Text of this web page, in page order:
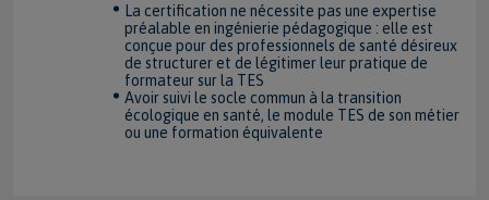
La certification ne nécessite pas une expertise
préalable en ingénierie pédagogique : elle est
conçue pour des professionnels de santé désireux
de structurer et de légitimer leur pratique de
formateur sur la TES
Avoir suivi le socle commun à la transition
écologique en santé, le module TES de son métier
ou une formation équivalente